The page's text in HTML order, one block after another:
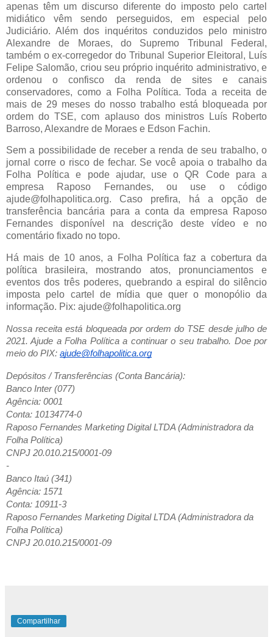
apenas têm um discurso diferente do imposto pelo cartel
midiático vêm sendo perseguidos, em especial pelo
Judiciário. Além dos inquéritos conduzidos pelo ministro
Alexandre de Moraes, do Supremo Tribunal Federal,
também o ex-corregedor do Tribunal Superior Eleitoral, Luís
Felipe Salomão, criou seu próprio inquérito administrativo, e
ordenou o confisco da renda de sites e canais
conservadores, como a Folha Política. Toda a receita de
mais de 29 meses do nosso trabalho está bloqueada por
ordem do TSE, com aplauso dos ministros Luís Roberto
Barroso, Alexandre de Moraes e Edson Fachin.
Sem a possibilidade de receber a renda de seu trabalho, o
jornal corre o risco de fechar. Se você apoia o trabalho da
Folha Política e pode ajudar, use o QR Code para a
empresa Raposo Fernandes, ou use o código
ajude@folhapolitica.org. Caso prefira, há a opção de
transferência bancária para a conta da empresa Raposo
Fernandes disponível na descrição deste vídeo e no
comentário fixado no topo.
Há mais de 10 anos, a Folha Política faz a cobertura da
política brasileira, mostrando atos, pronunciamentos e
eventos dos três poderes, quebrando a espiral do silêncio
imposta pelo cartel de mídia que quer o monopólio da
informação. Pix: ajude@folhapolitica.org
Nossa receita está bloqueada por ordem do TSE desde julho de
2021. Ajude a Folha Política a continuar o seu trabalho. Doe por
meio do PIX: ajude@folhapolitica.org
Depósitos / Transferências (Conta Bancária):
Banco Inter (077)
Agência: 0001
Conta: 10134774-0
Raposo Fernandes Marketing Digital LTDA (Administradora da
Folha Política)
CNPJ 20.010.215/0001-09
-
Banco Itaú (341)
Agência: 1571
Conta: 10911-3
Raposo Fernandes Marketing Digital LTDA (Administradora da
Folha Política)
CNPJ 20.010.215/0001-09
Compartilhar